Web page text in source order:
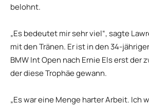
belohnt.
„Es bedeutet mir sehr viel“, sagte
mit den Tränen. Er ist in den 34-
BMW Int Open nach Ernie Els erst der
der diese Trophäe gewann.
„Es war eine Menge harter Arbeit. Ich